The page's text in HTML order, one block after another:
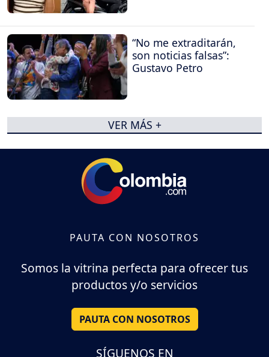
“No me extraditarán,
son noticias falsas”:
Gustavo Petro
VER MÁS +
PAUTA CON NOSOTROS
Somos la vitrina perfecta para ofrecer tus
productos y/o servicios
PAUTA CON NOSOTROS
SÍGUENOS EN